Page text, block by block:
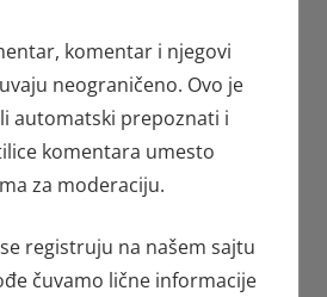
komentar i njegovi
neograničeno. Ovo je
automatski prepoznati i
komentara umesto
za moderaciju.
registruju na našem sajtu
čuvamo lične informacije